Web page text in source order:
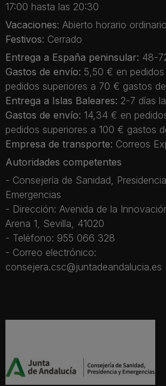
17:00 hasta las 20:30
Vacaciones: Abierto horario ordinario
Festivos: Cerrado
Entrega a España peninsular: 48-
Gastos de envío: 5,50 € en
pedidos superiores a 70 € gastos
Entrega a Islas Baleares: 2-7 días
Gastos de envío: 14,34 € en
pedidos superiores a 100 € gastos
Empresa de transporte: Correos
Autoridades competentes
- Consejería de Sanidad,
Emergencias
- Dirección: Avenida de la
Arena 1, Sevilla, 41020
- Teléfono: 955 066 328
- Correo electrónico:
consejera.csc@juntadeandalucia.es